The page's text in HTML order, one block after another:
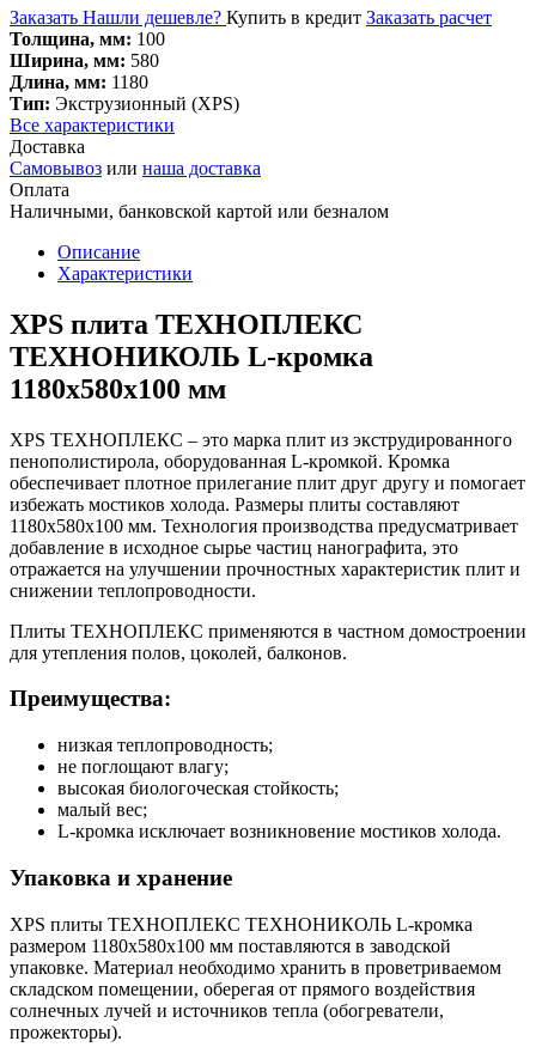
Заказать Нашли дешевле? Купить в кредит Заказать расчет
Толщина, мм: 100
Ширина, мм: 580
Длина, мм: 1180
Тип: Экструзионный (XPS)
Все характеристики
Доставка
Самовывоз или наша доставка
Оплата
Наличными, банковской картой или безналом
Описание
Характеристики
XPS плита ТЕХНОПЛЕКС
ТЕХНОНИКОЛЬ L-кромка
1180х580х100 мм
XPS ТЕХНОПЛЕКС – это марка плит из экструдированного
пенополистирола, оборудованная L-кромкой. Кромка
обеспечивает плотное прилегание плит друг другу и помогает
избежать мостиков холода. Размеры плиты составляют
1180х580х100 мм. Технология производства предусматривает
добавление в исходное сырье частиц нанографита, это
отражается на улучшении прочностных характеристик плит и
снижении теплопроводности.
Плиты ТЕХНОПЛЕКС применяются в частном домостроении
для утепления полов, цоколей, балконов.
Преимущества:
низкая теплопроводность;
не поглощают влагу;
высокая биологоческая стойкость;
малый вес;
L-кромка исключает возникновение мостиков холода.
Упаковка и хранение
XPS плиты ТЕХНОПЛЕКС ТЕХНОНИКОЛЬ L-кромка
размером 1180х580х100 мм поставляются в заводской
упаковке. Материал необходимо хранить в проветриваемом
складском помещении, оберегая от прямого воздействия
солнечных лучей и источников тепла (обогреватели,
прожекторы).